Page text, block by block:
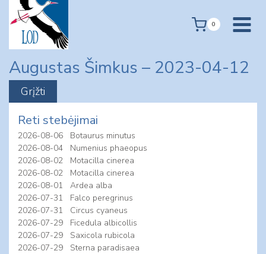
content
0
Augustas Šimkus – 2023-04-12
Reti stebėjimai
2026-08-06
Botaurus minutus
2026-08-04
Numenius phaeopus
2026-08-02
Motacilla cinerea
2026-08-02
Motacilla cinerea
2026-08-01
Ardea alba
2026-07-31
Falco peregrinus
2026-07-31
Circus cyaneus
2026-07-29
Ficedula albicollis
2026-07-29
Saxicola rubicola
2026-07-29
Sterna paradisaea